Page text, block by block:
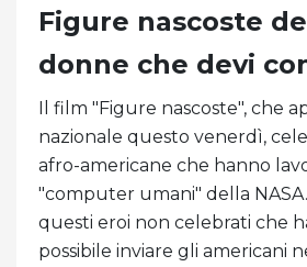
Figure nascoste
donne che devi
Il film "Figure nascoste", che
nazionale questo venerdì,
afro-americane che hanno
"computer umani" della
questi eroi non celebrati che
possibile inviare gli americani